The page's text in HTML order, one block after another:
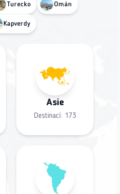
Turecko Omán
Kapverdy
Asie
Destinací: 173